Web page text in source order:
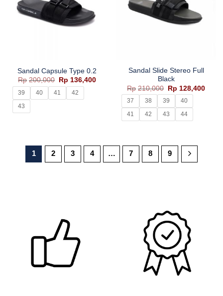
Sandal Capsule Type 0.2
Rp 200,000
Harga
aslinya
adalah:
Rp200,000.
Rp 136,400Harga
Rp136,400.
39 40 41
42
43
Sandal Slide Stereo Full
Black
Rp 210,000
Harga
aslinya
adalah:
Rp210,000.
Rp 128,400
37 38 39
40
41
42 43 44
1 2 3 4 … 7 8 9